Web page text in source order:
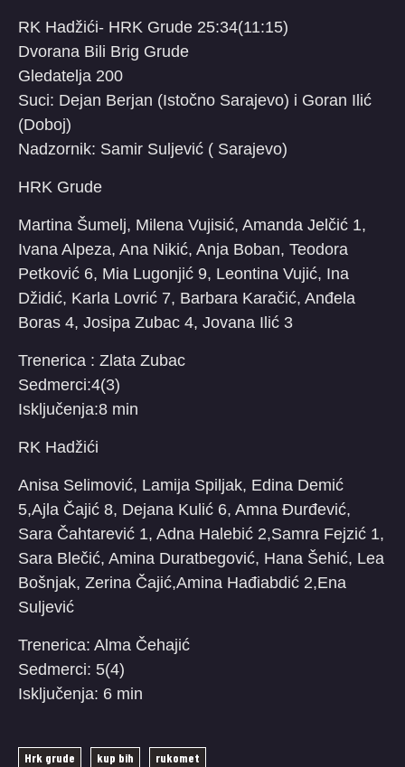
RK Hadžići- HRK Grude 25:34(11:15)
Dvorana Bili Brig Grude
Gledatelja 200
Suci: Dejan Berjan (Istočno Sarajevo) i Goran Ilić
(Doboj)
Nadzornik: Samir Suljević ( Sarajevo)
HRK Grude
Martina Šumelj, Milena Vujisić, Amanda Jelčić 1,
Ivana Alpeza, Ana Nikić, Anja Boban, Teodora
Petković 6, Mia Lugonjić 9, Leontina Vujić, Ina
Džidić, Karla Lovrić 7, Barbara Karačić, Anđela
Boras 4, Josipa Zubac 4, Jovana Ilić 3
Trenerica : Zlata Zubac
Sedmerci:4(3)
Isključenja:8 min
RK Hadžići
Anisa Selimović, Lamija Spiljak, Edina Demić
5,Ajla Čajić 8, Dejana Kulić 6, Amna Đurđević,
Sara Čahtarević 1, Adna Halebić 2,Samra Fejzić 1,
Sara Blečić, Amina Duratbegović, Hana Šehić, Lea
Bošnjak, Zerina Čajić,Amina Hađiabdić 2,Ena
Suljević
Trenerica: Alma Čehajić
Sedmerci: 5(4)
Isključenja: 6 min
Hrk grude kup bih rukomet